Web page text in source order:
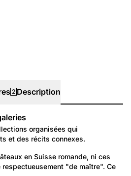
2 Description
organisées qui
et des récits connexes.
maître en Suisse romande
en Suisse romande, ni ces
"de maître". Ce